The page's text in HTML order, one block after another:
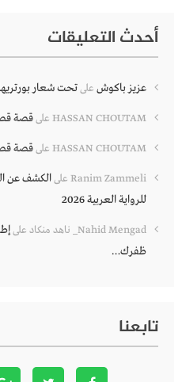
أحدث التعليقات
عزيز باكوش علىتحت شعار
HASSAN CHOUTAM علىقصة
HASSAN CHOUTAM علىقصة
Ranim Zammeli علىالكشف عن
للرواية العربية 2026
Nahid Mengad_ ناهد منكاد على
ظفرك…
تابعنا